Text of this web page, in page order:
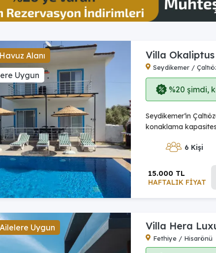
Alanı
Uygun
Villa Okaliptus
Seydikemer /
%20 şimdi,
Seydikemer‘in
konaklama
6 Kişi
HAFTALIK FİYAT
15.000 TL
Uygun
Villa Hera
Fethiye / Hisarönü